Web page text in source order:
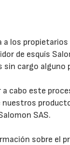
a los
de esquís
cargo alguno
a cabo este
SAS.
sobre el